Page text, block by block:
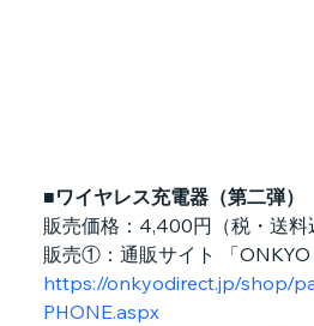
■ワイヤレス充電器（第二弾）
販売価格：4,400円（税・送料
販売①：通販サイト 「ONKYO
https://onkyodirect.jp/shop/
PHONE.aspx